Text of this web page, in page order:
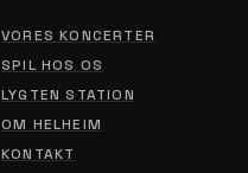
VORES KONCERTER
SPIL HOS OS
LYGTEN STATION
OM HELHEIM
KONTAKT